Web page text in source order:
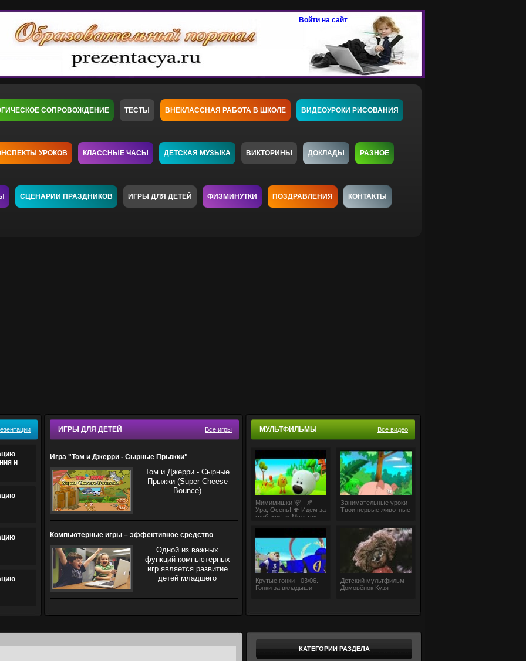
Войти на сайт
СОПРОВОЖДЕНИЕ ТЕСТЫ ВНЕКЛАССНАЯ РАБОТА В ШКОЛЕ ВИДЕОУРОКИ РИСОВАНИЯ
УРОКОВ КЛАССНЫЕ ЧАСЫ ДЕТСКАЯ МУЗЫКА ВИКТОРИНЫ ДОКЛАДЫ РАЗНОЕ
СЦЕНАРИИ ПРАЗДНИКОВ ИГРЫ ДЛЯ ДЕТЕЙ ФИЗМИНУТКИ ПОЗДРАВЛЕНИЯ КОНТАКТЫ
и
ИГРЫ ДЛЯ ДЕТЕЙ Все игры
Игра "Том и Джерри - Сырные Прыжки"
Том и Джерри - Сырные
Прыжки (Super Cheese
Bounce)
Компьютерные игры – эффективное средство
Одной из важных
функций компьютерных
игр является развитие
детей младшего
МУЛЬТФИЛЬМЫ Все видео
Мимимишки 🐻 - 🍂
Ура, Осень! 🍄 Идем за
грибами! 🦔 Мультик
Занимательные уроки
Твои первые животные
Крутые гонки - 03/06.
Гонки за вкладыши
Детский мультфильм
Домовёнок Кузя
КАТЕГОРИИ РАЗДЕЛА